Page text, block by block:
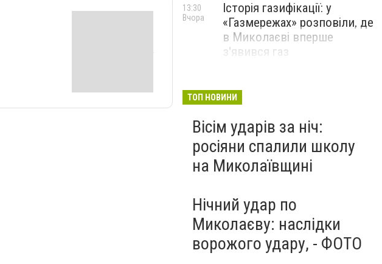
Історія газифікації: у
«Газмережах» розповіли, де
в Миколаєві вперше
з'явився газ
13:30
Вчора
Миколаєві 2026: шукаємо
перезавантаження
ПАРТНЕРСЬКИЙ СПЕЦПРОЄКТ
Вчора
ТОП НОВИНИ
Вісім ударів за ніч:
росіяни спалили школу
на Миколаївщині
Нічний удар по
Миколаєву: наслідки
ворожого удару, - ФОТО